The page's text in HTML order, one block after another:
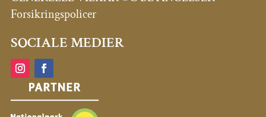
Forsikringspolicer
SOCIALE MEDIER